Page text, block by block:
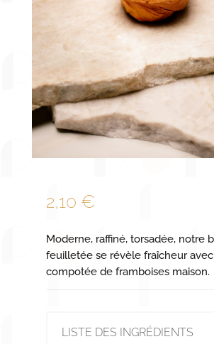
2,10 €
Moderne, raffiné, torsadée, notre
feuilletée se révèle fraîcheur avec
compotée de framboises maison.
LISTE DES INGRÉDIENTS